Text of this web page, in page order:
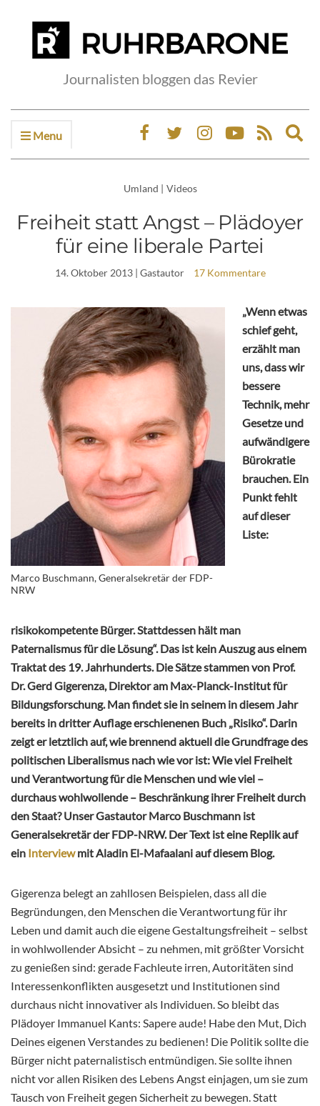
Journalisten bloggen das Revier
Menu
Umland | Videos
Freiheit statt Angst – Plädoyer
für eine liberale Partei
14. Oktober 2013| Gastautor 17 Kommentare
Marco Buschmann, Generalsekretär der FDP-
NRW
„Wenn etwas
schief geht,
erzählt man
uns, dass wir
bessere
Technik, mehr
Gesetze und
aufwändigere
Bürokratie
brauchen. Ein
Punkt fehlt
auf dieser
Liste:
risikokompetente Bürger. Stattdessen hält man
Paternalismus für die Lösung“. Das ist kein Auszug aus einem
Traktat des 19. Jahrhunderts. Die Sätze stammen von Prof.
Dr. Gerd Gigerenza, Direktor am Max-Planck-Institut für
Bildungsforschung. Man findet sie in seinem in diesem Jahr
bereits in dritter Auflage erschienenen Buch „Risiko“. Darin
zeigt er letztlich auf, wie brennend aktuell die Grundfrage des
politischen Liberalismus nach wie vor ist: Wie viel Freiheit
und Verantwortung für die Menschen und wie viel –
durchaus wohlwollende – Beschränkung ihrer Freiheit durch
den Staat? Unser Gastautor Marco Buschmann ist
Generalsekretär der FDP-NRW. Der Text ist eine Replik auf
ein Interviewmit Aladin El-Mafaalani auf diesem Blog.
Gigerenza belegt an zahllosen Beispielen, dass all die
Begründungen, den Menschen die Verantwortung für ihr
Leben und damit auch die eigene Gestaltungsfreiheit – selbst
in wohlwollender Absicht – zu nehmen, mit größter Vorsicht
zu genießen sind: gerade Fachleute irren, Autoritäten sind
Interessenkonflikten ausgesetzt und Institutionen sind
durchaus nicht innovativer als Individuen. So bleibt das
Plädoyer Immanuel Kants: Sapere aude! Habe den Mut, Dich
Deines eigenen Verstandes zu bedienen! Die Politik sollte die
Bürger nicht paternalistisch entmündigen. Sie sollte ihnen
nicht vor allen Risiken des Lebens Angst einjagen, um sie zum
Tausch von Freiheit gegen Sicherheit zu bewegen. Statt